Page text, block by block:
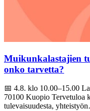
Muikunkalastajien
onko tarvetta?
📅 4.8. klo 10.00–15.00
70100 Kuopio Tervetuloa
tulevaisuudesta,